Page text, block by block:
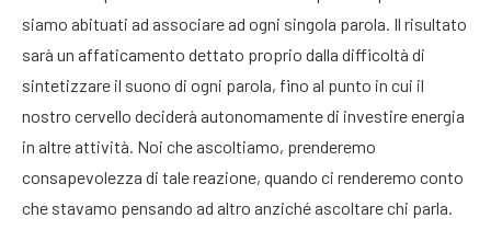
siamo abituati ad associare ad ogni singola parola. Il risultato
sarà un affaticamento dettato proprio dalla difficoltà di
sintetizzare il suono di ogni parola, fino al punto in cui il
nostro cervello deciderà autonomamente di investire energia
in altre attività. Noi che ascoltiamo, prenderemo
consapevolezza di tale reazione, quando ci renderemo conto
che stavamo pensando ad altro anziché ascoltare chi parla.